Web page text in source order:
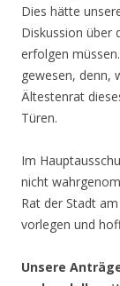
Dies hätte
Diskussion über
erfolgen
gewesen, denn,
Ältestenrat
Türen.
Im
nicht
Rat der Stadt
vorlegen und
Unsere